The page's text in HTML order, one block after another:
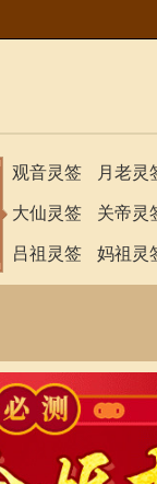
观音灵签
大仙灵签
吕祖灵签
月老灵
关帝灵
妈祖灵